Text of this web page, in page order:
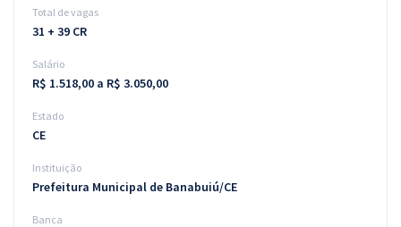
Aprovados
Atendimento
Total de vagas
31 + 39 CR
Salário
R$ 1.518,00 a R$ 3.050,00
Estado
CE
Instituição
Prefeitura Municipal de Banabuiú/CE
Banca